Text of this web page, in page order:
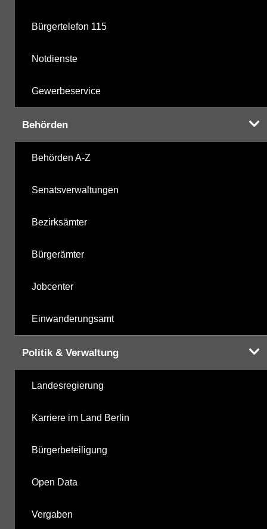
Bürgertelefon 115
Notdienste
Gewerbeservice
Behörden
Behörden A-Z
Senatsverwaltungen
Bezirksämter
Bürgerämter
Jobcenter
Einwanderungsamt
Politik & Verwaltung
Landesregierung
Karriere im Land Berlin
Bürgerbeteiligung
Open Data
Vergaben